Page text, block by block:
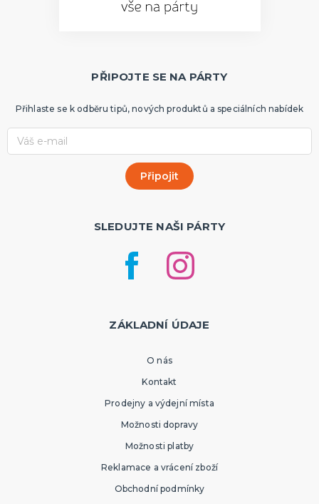
PŘIPOJTE SE NA PÁRTY
Přihlaste se k odběru tipů, nových produktů a speciálních nabídek
SLEDUJTE NAŠI PÁRTY
ZÁKLADNÍ ÚDAJE
O nás
Kontakt
Prodejny a výdejní místa
Možnosti dopravy
Možnosti platby
Reklamace a vrácení zboží
Obchodní podmínky